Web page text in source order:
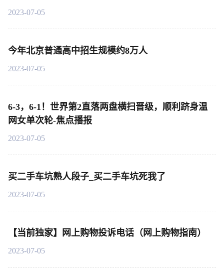
2023-07-05
今年北京普通高中招生规模约8万人
2023-07-05
6-3，6-1！世界第2直落两盘横扫晋级，顺利跻身温
网女单次轮-焦点播报
2023-07-05
买二手车坑熟人段子_买二手车坑死我了
2023-07-05
【当前独家】网上购物投诉电话（网上购物指南）
2023-07-05